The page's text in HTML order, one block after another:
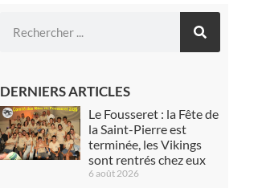
DERNIERS ARTICLES
Le Fousseret : la Fête de
la Saint-Pierre est
terminée, les Vikings
sont rentrés chez eux
6 août 2026